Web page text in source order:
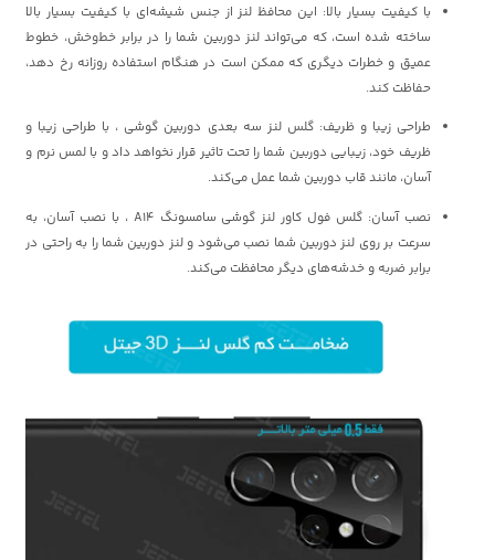
با کیفیت بسیار بالا: این محافظ لنز از جنس شیشه‌ای با کیفیت بسیار بالا
ساخته شده است، که می‌تواند لنز دوربین شما را در برابر خط‌وخش، خطوط
عمیق و خطرات دیگری که ممکن است در هنگام استفاده روزانه رخ دهد،
حفاظت کند.
طراحی زیبا و ظریف: گلس لنز سه بعدی دوربین گوشی ، با طراحی زیبا و
ظریف خود، زیبایی دوربین شما را تحت تاثیر قرار نخواهد داد و با لمس نرم و
آسان، مانند قاب دوربین شما عمل می‌کند.
نصب آسان: گلس فول کاور لنز گوشی سامسونگ A14 ، با نصب آسان، به
سرعت بر روی لنز دوربین شما نصب می‌شود و لنز دوربین شما را به راحتی در
برابر ضربه و خدشه‌های دیگر محافظت می‌کند.